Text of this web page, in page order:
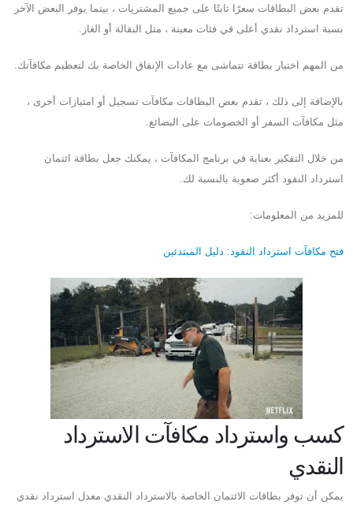
تقدم بعض البطاقات سعرًا ثابتًا على جميع المشتريات ، بينما يوفر البعض الآخر
نسبة استرداد نقدي أعلى في فئات معينة ، مثل البقالة أو الغاز.
من المهم اختيار بطاقة تتماشى مع عادات الإنفاق الخاصة بك لتعظيم مكافآتك.
بالإضافة إلى ذلك ، تقدم بعض البطاقات مكافآت تسجيل أو امتيازات أخرى ،
مثل مكافآت السفر أو الخصومات على البضائع.
من خلال التفكير بعناية في برنامج المكافآت ، يمكنك جعل بطاقة ائتمان
استرداد النقود أكثر صعوبة بالنسبة لك.
للمزيد من المعلومات:
فتح مكافآت استرداد النقود: دليل المبتدئين
كسب واسترداد مكافآت الاسترداد
النقدي
يمكن أن توفر بطاقات الائتمان الخاصة بالاسترداد النقدي معدل استرداد نقدي